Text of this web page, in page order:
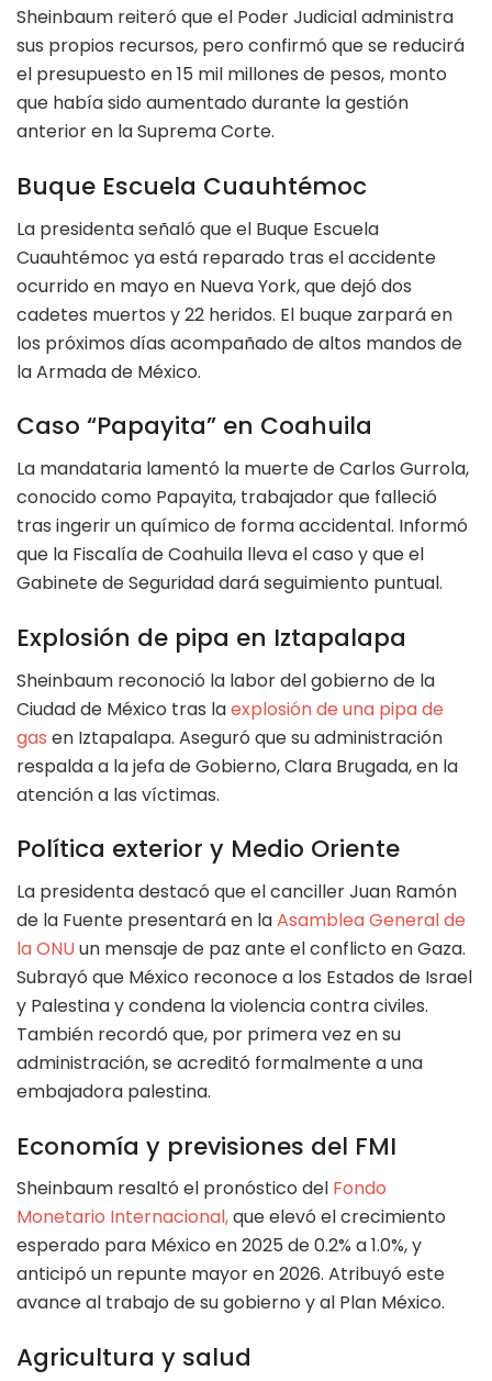
Sheinbaum reiteró que el Poder Judicial administra
sus propios recursos, pero confirmó que se reducirá
el presupuesto en 15 mil millones de pesos, monto
que había sido aumentado durante la gestión
anterior en la Suprema Corte.
Buque Escuela Cuauhtémoc
La presidenta señaló que el Buque Escuela
Cuauhtémoc ya está reparado tras el accidente
ocurrido en mayo en Nueva York, que dejó dos
cadetes muertos y 22 heridos. El buque zarpará en
los próximos días acompañado de altos mandos de
la Armada de México.
Caso “Papayita” en Coahuila
La mandataria lamentó la muerte de Carlos Gurrola,
conocido como Papayita, trabajador que falleció
tras ingerir un químico de forma accidental. Informó
que la Fiscalía de Coahuila lleva el caso y que el
Gabinete de Seguridad dará seguimiento puntual.
Explosión de pipa en Iztapalapa
Sheinbaum reconoció la labor del gobierno de la
Ciudad de México tras laexplosión de una pipa de
gas en Iztapalapa. Aseguró que su administración
respalda a la jefa de Gobierno, Clara Brugada, en la
atención a las víctimas.
Política exterior y Medio Oriente
La presidenta destacó que el canciller Juan Ramón
de la Fuente presentará en laAsamblea General de
la ONUun mensaje de paz ante el conflicto en Gaza.
Subrayó que México reconoce a los Estados de Israel
y Palestina y condena la violencia contra civiles.
También recordó que, por primera vez en su
administración, se acreditó formalmente a una
embajadora palestina.
Economía y previsiones del FMI
Sheinbaum resaltó el pronóstico del Fondo
Monetario Internacional,que elevó el crecimiento
esperado para México en 2025 de 0.2% a 1.0%, y
anticipó un repunte mayor en 2026. Atribuyó este
avance al trabajo de su gobierno y al Plan México.
Agricultura y salud